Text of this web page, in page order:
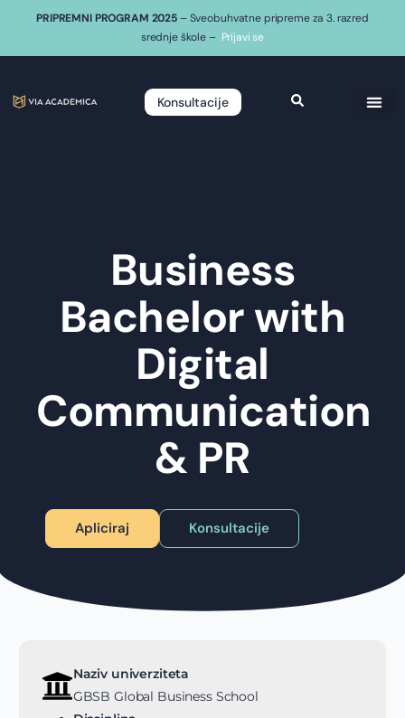
PRIPREMNI PROGRAM 2025 – Sveobuhvatne pripreme za 3. razred
srednje škole – Prijavi se
Konsultacije
Business
Bachelor with
Digital
Communication
& PR
Apliciraj Konsultacije
Naziv univerziteta
GBSB Global Business School